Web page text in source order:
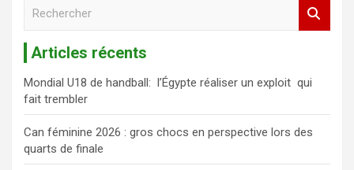
r
c
h
e
r
Articles récents
Mondial U18 de handball: l’Égypte réaliser un exploit qui
fait trembler
Can féminine 2026 : gros chocs en perspective lors des
quarts de finale